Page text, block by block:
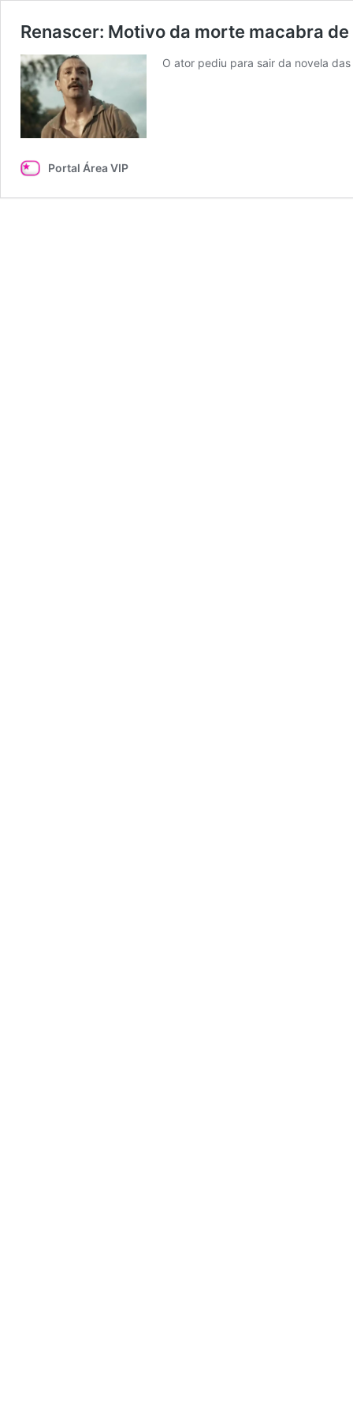
Renascer: Motivo da morte macabra
O ator pediu para sair da novela
Portal Área VIP